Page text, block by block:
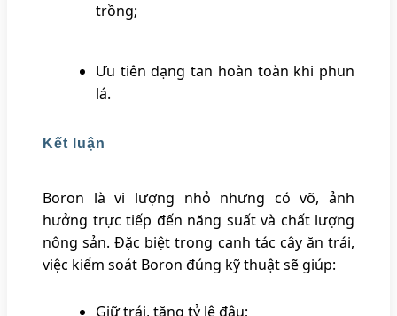
trồng;
Ưu tiên dạng tan hoàn toàn khi phun
lá.
Kết luận
Boron là vi lượng nhỏ nhưng có võ, ảnh
hưởng trực tiếp đến năng suất và chất lượng
nông sản. Đặc biệt trong canh tác cây ăn trái,
việc kiểm soát Boron đúng kỹ thuật sẽ giúp:
Giữ trái, tăng tỷ lệ đậu;